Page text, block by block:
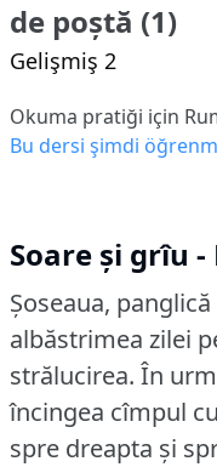
de poștă (1)
Gelişmiş 2
Okuma pratiği için
Bu dersi şimdi
Soare și grîu
Șoseaua,
albăstrimea zilei
strălucirea. În
încingea cîmpul
spre dreapta și